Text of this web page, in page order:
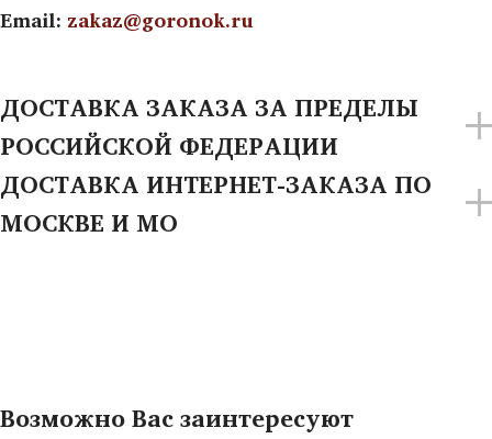
Email: zakaz@goronok.ru
ДОСТАВКА ЗАКАЗА ЗА ПРЕДЕЛЫ
РОССИЙСКОЙ ФЕДЕРАЦИИ
ДОСТАВКА ИНТЕРНЕТ-ЗАКАЗА ПО
МОСКВЕ И МО
Возможно Вас заинтересуют